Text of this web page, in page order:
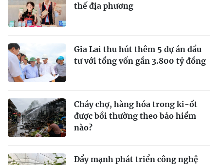
thế địa phương
Gia Lai thu hút thêm 5 dự án đầu
tư với tổng vốn gần 3.800 tỷ đồng
Cháy chợ, hàng hóa trong ki-ốt
được bồi thường theo bảo hiểm
nào?
Đẩy mạnh phát triển công nghệ